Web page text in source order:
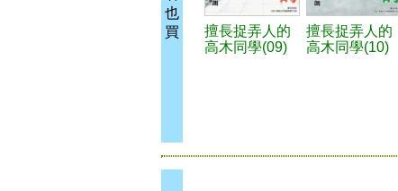
也
買
擅長捉弄人的
高木同學(09)
擅長捉弄人的
高木同學(10)